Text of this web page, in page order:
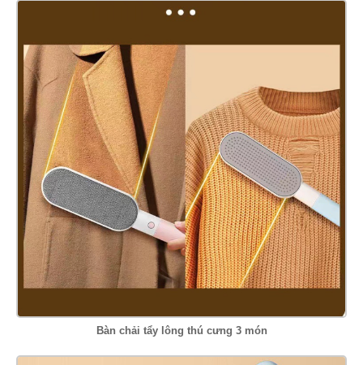
Bàn chải tẩy lông thú cưng 3 món